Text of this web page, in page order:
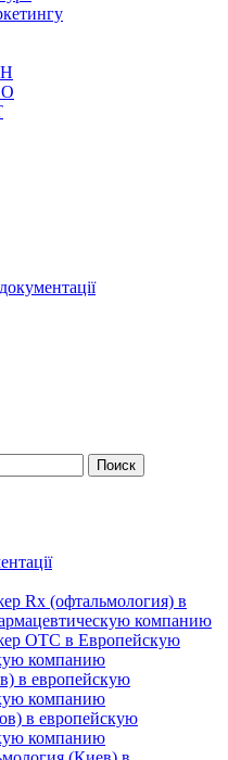
Поиск
Rx (офтальмология) в
компанию
ОТС в Европейскую
компанию
в европейскую
компанию
в европейскую
компанию